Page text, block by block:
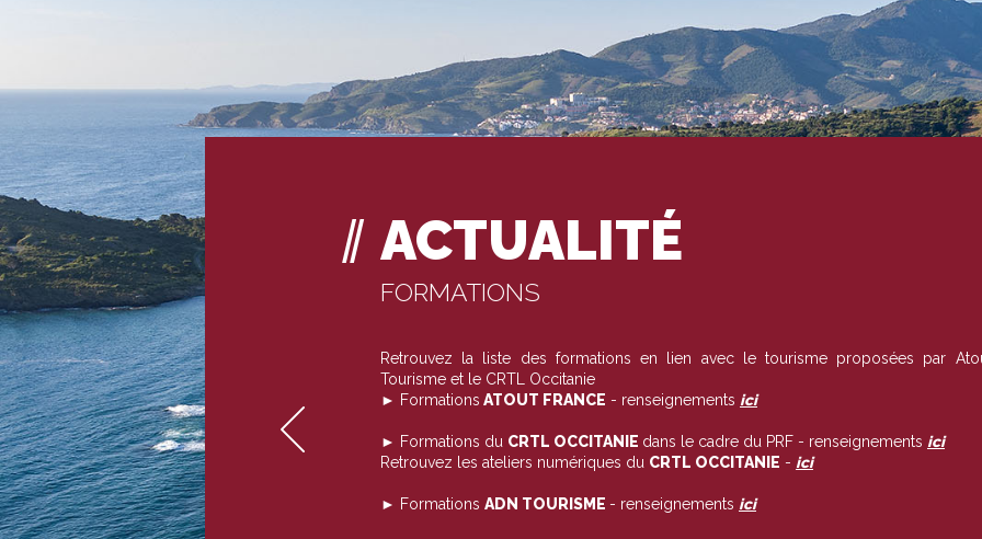
ACTUALITÉ
FORMATIONS
Retrouvez la liste des formations en lien avec le tourisme proposées par
Tourisme et le CRTL Occitanie
► Formations ATOUT FRANCE - renseignements ici
► Formations du CRTL OCCITANIE dans le cadre du PRF - renseignements ici
Retrouvez les ateliers numériques du CRTL OCCITANIE - ici
► Formations ADN TOURISME - renseignements ici